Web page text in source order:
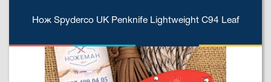
Нож Spyderco UK Penknife Lightweight C94 Leaf